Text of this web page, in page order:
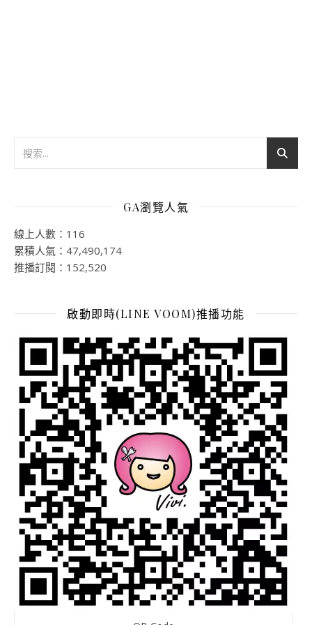
GA瀏覽人氣
線上人數：116
累積人氣：47,490,174
推播訂閱：152,520
啟動即時(LINE VOOM)推播功能